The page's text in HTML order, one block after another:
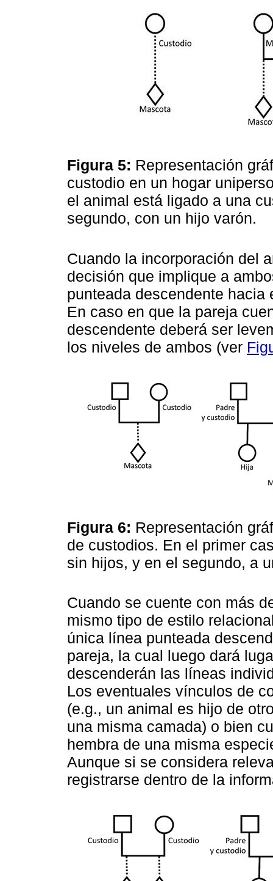
Figura 5: Representación
custodio en un hogar
el animal está ligado a una
segundo, con un hijo varón.
Cuando la incorporación del
decisión que implique a
punteada descendente hacia
En caso en que la pareja
descendente deberá ser
los niveles de ambos (ver
Figura 6: Representación
de custodios. En el primer
sin hijos, y en el segundo, a
Cuando se cuente con más
mismo tipo de estilo
única línea punteada
pareja, la cual luego dará
descenderán las líneas
Los eventuales vínculos de
(e.g., un animal es hijo de
una misma camada) o bien
hembra de una misma
Aunque si se considera
registrarse dentro de la